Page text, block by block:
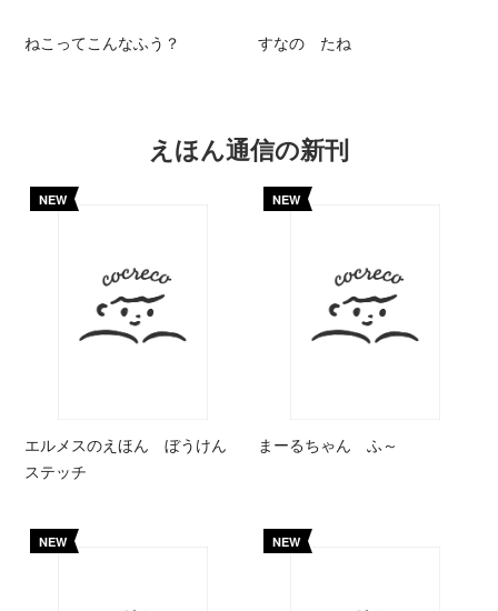
ねこってこんなふう？ すなの たね
えほん通信の新刊
NEW
エルメスのえほん ぼうけん
ステッチ
NEW
まーるちゃん ふ～
NEW NEW